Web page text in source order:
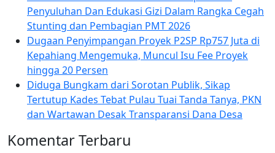
Penyuluhan Dan Edukasi Gizi Dalam Rangka Cegah
Stunting dan Pembagian PMT 2026
Dugaan Penyimpangan Proyek P2SP Rp757 Juta di
Kepahiang Mengemuka, Muncul Isu Fee Proyek
hingga 20 Persen
Diduga Bungkam dari Sorotan Publik, Sikap
Tertutup Kades Tebat Pulau Tuai Tanda Tanya, PKN
dan Wartawan Desak Transparansi Dana Desa
Komentar Terbaru